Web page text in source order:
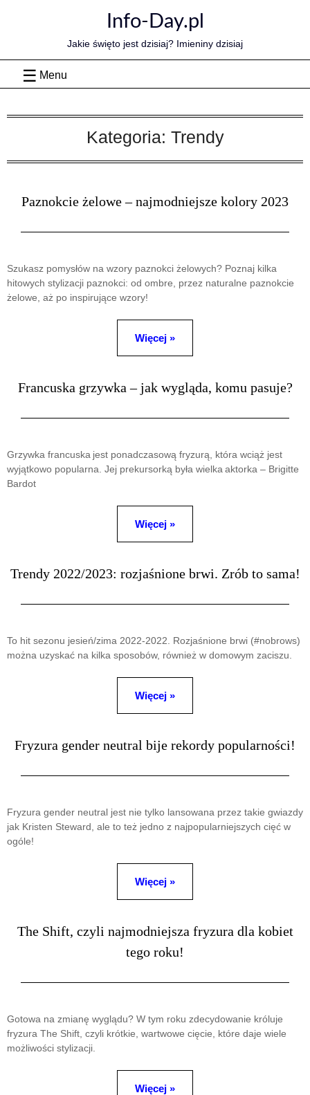
Info-Day.pl
Jakie święto jest dzisiaj? Imieniny dzisiaj
Menu
Kategoria: Trendy
Paznokcie żelowe – najmodniejsze kolory 2023
Szukasz pomysłów na wzory paznokci żelowych? Poznaj kilka
hitowych stylizacji paznokci: od ombre, przez naturalne paznokcie
żelowe, aż po inspirujące wzory!
Więcej »
Francuska grzywka – jak wygląda, komu pasuje?
Grzywka francuska jest ponadczasową fryzurą, która wciąż jest
wyjątkowo popularna. Jej prekursorką była wielka aktorka – Brigitte
Bardot
Więcej »
Trendy 2022/2023: rozjaśnione brwi. Zrób to sama!
To hit sezonu jesień/zima 2022-2022. Rozjaśnione brwi (#nobrows)
można uzyskać na kilka sposobów, również w domowym zaciszu.
Więcej »
Fryzura gender neutral bije rekordy popularności!
Fryzura gender neutral jest nie tylko lansowana przez takie gwiazdy
jak Kristen Steward, ale to też jedno z najpopularniejszych cięć w
ogóle!
Więcej »
The Shift, czyli najmodniejsza fryzura dla kobiet
tego roku!
Gotowa na zmianę wyglądu? W tym roku zdecydowanie króluje
fryzura The Shift, czyli krótkie, wartwowe cięcie, które daje wiele
możliwości stylizacji.
Więcej »